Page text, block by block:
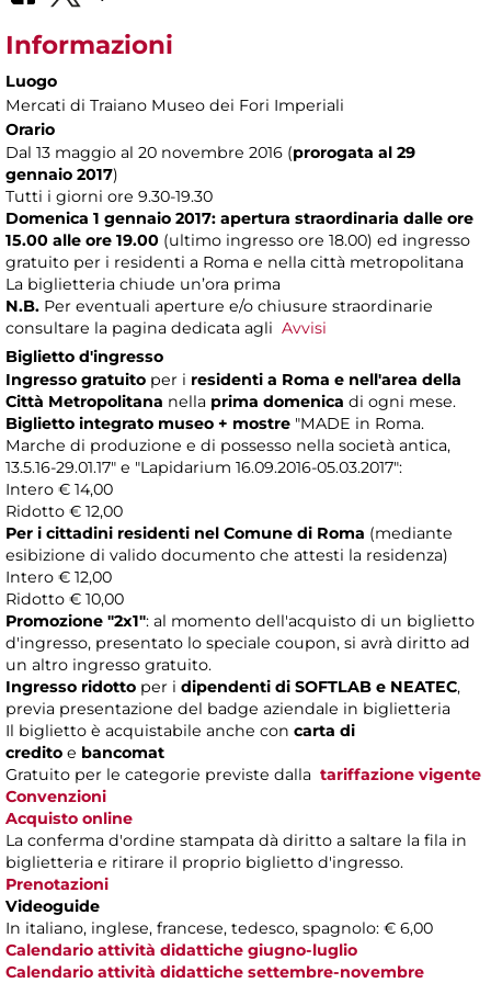
Informazioni
Luogo
Mercati di Traiano Museo dei Fori Imperiali
Orario
Dal 13 maggio al 20 novembre 2016 (prorogata al 29
gennaio 2017)
Tutti i giorni ore 9.30-19.30
Domenica 1 gennaio 2017: apertura straordinaria dalle ore
15.00 alle ore 19.00 (ultimo ingresso ore 18.00) ed ingresso
gratuito per i residenti a Roma e nella città metropolitana
La biglietteria chiude un’ora prima
N.B. Per eventuali aperture e/o chiusure straordinarie
consultare la pagina dedicata agli Avvisi
Biglietto d'ingresso
Ingresso gratuito per i residenti a Roma e nell'area della
Città Metropolitana nella prima domenica di ogni mese.
Biglietto integrato museo + mostre "MADE in Roma.
Marche di produzione e di possesso nella società antica,
13.5.16-29.01.17" e "Lapidarium 16.09.2016-05.03.2017":
Intero € 14,00
Ridotto € 12,00
Per i cittadini residenti nel Comune di Roma (mediante
esibizione di valido documento che attesti la residenza)
Intero € 12,00
Ridotto € 10,00
Promozione "2x1": al momento dell'acquisto di un biglietto
d'ingresso, presentato lo speciale coupon, si avrà diritto ad
un altro ingresso gratuito.
Ingresso ridotto per i dipendenti di SOFTLAB e NEATEC,
previa presentazione del badge aziendale in biglietteria
Il biglietto è acquistabile anche con carta di
credito e bancomat
Gratuito per le categorie previste dalla tariffazione vigente
Convenzioni
Acquisto online
La conferma d'ordine stampata dà diritto a saltare la fila in
biglietteria e ritirare il proprio biglietto d'ingresso.
Prenotazioni
Videoguide
In italiano, inglese, francese, tedesco, spagnolo: € 6,00
Calendario attività didattiche giugno-luglio
Calendario attività didattiche settembre-novembre